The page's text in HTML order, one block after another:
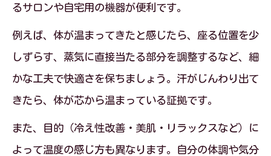
るサロンや自宅用の機器が便利です。
例えば、体が温まってきたと感じたら、座る位置を少
しずらす、蒸気に直接当たる部分を調整するなど、細
かな工夫で快適さを保ちましょう。汗がじんわり出て
きたら、体が芯から温まっている証拠です。
また、目的（冷え性改善・美肌・リラックスなど）に
よって温度の感じ方も異なります。自分の体調や気分